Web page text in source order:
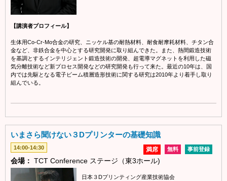
【講演者プロフィール】
生体用Co-Cr-Mo合金の研究、ニッケル基の耐熱材料、耐食耐摩耗材料、チタン合
金など、非鉄合金を中心とする研究開発に取り組んできた。また、熱間鍛造技術
を基調とするインテリジェント鍛造技術の開発、超電導マグネットを利用した磁
気分離技術など新プロセス開発などの研究開発も行って来た。最近の10年は、国
内では先駆となる電子ビーム積層造形技術に関する研究は2010年より着手し取り
組んでいる。
いまさら聞けない３Dプリンターの基礎知識
14:00-14:30 事前登録
無料
満席
会場： TCT Conference ステージ（東3ホール)
日本３Dプリンティング産業技術協会